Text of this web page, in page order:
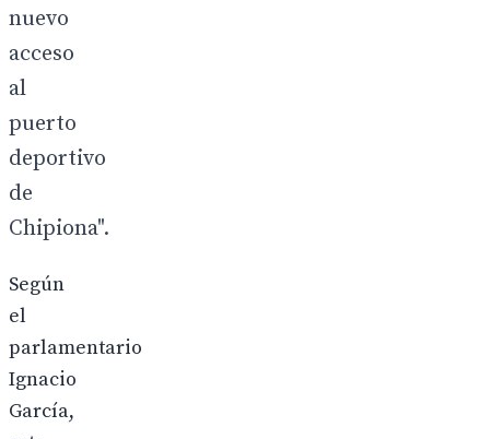
nuevo
acceso
al
puerto
deportivo
de
Chipiona".
Según
el
parlamentario
Ignacio
García,